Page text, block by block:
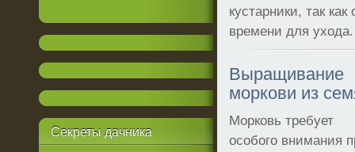
кустарники, так
времени для ухода.
Выращивание
моркови из
Морковь требует
особого внимания
Секреты дачника